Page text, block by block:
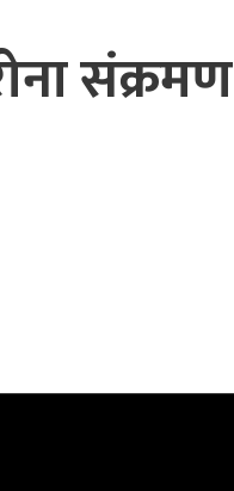
संक्रमण